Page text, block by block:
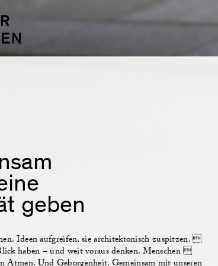
geben
Ideen aufgreifen, sie architektonisch zuspitzen. 
haben – und weit voraus denken. Menschen 